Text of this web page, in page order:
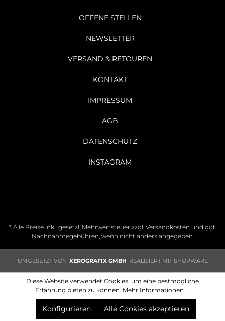
OFFENE STELLEN
NEWSLETTER
VERSAND & RETOUREN
KONTAKT
IMPRESSUM
AGB
DATENSCHUTZ
INSTAGRAM
* Alle Preise inkl. gesetzl. Mehrwertsteuer zzgl. Versandkosten und ggf.
Nachnahmegebühren, wenn nicht anders angegeben.
UMGESETZT VON XEROGRAFIX GMBH REALISIERT MIT SHOPWARE
Diese Website verwendet Cookies, um eine bestmögliche
Erfahrung bieten zu können. Mehr Informationen ...
Konfigurieren Alle Cookies akzeptieren